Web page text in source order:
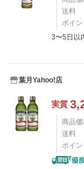
送料
ポイン
3〜5日以
葉月Yahoo!店
実質
商品価
送料
ポイン